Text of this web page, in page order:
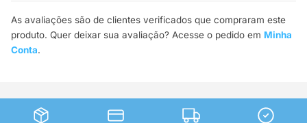
As avaliações são de clientes verificados que compraram este
produto. Quer deixar sua avaliação? Acesse o pedido em Minha
Conta.